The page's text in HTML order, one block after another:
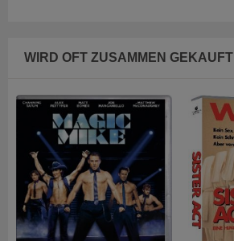
WIRD OFT ZUSAMMEN GEKAUFT